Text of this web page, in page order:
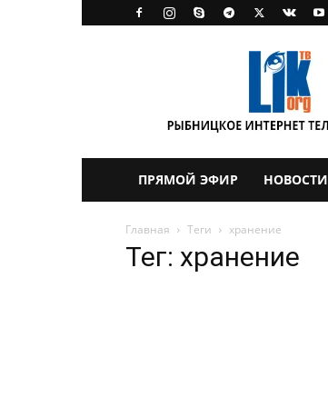
ПРЯМОЙ ЭФИР НОВОСТИ
Главная Теги хранение
Тег: хранение